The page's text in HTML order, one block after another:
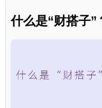
什么是“财搭子”